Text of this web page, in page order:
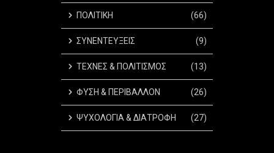
ΠΟΛΙΤΙΚΗ (66)
ΣΥΝΕΝΤΕΥΞΕΙΣ (9)
ΤΕΧΝΕΣ & ΠΟΛΙΤΙΣΜΟΣ (13)
ΦΥΣΗ & ΠΕΡΙΒΑΛΛΟΝ (26)
ΨΥΧΟΛΟΓΙΑ & ΔΙΑΤΡΟΦΗ (27)